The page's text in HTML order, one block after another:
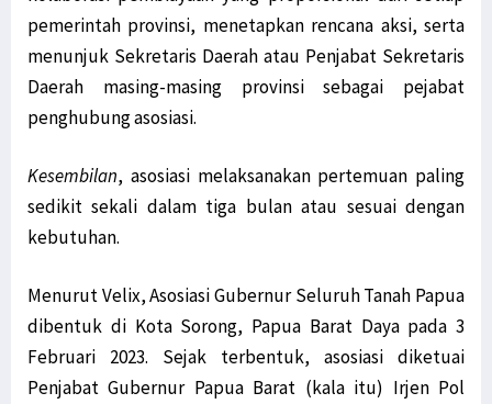
pemerintah provinsi, menetapkan rencana aksi, serta
menunjuk Sekretaris Daerah atau Penjabat Sekretaris
Daerah masing-masing provinsi sebagai pejabat
penghubung asosiasi.
Kesembilan, asosiasi melaksanakan pertemuan paling
sedikit sekali dalam tiga bulan atau sesuai dengan
kebutuhan.
Menurut Velix, Asosiasi Gubernur Seluruh Tanah Papua
dibentuk di Kota Sorong, Papua Barat Daya pada 3
Februari 2023. Sejak terbentuk, asosiasi diketuai
Penjabat Gubernur Papua Barat (kala itu) Irjen Pol